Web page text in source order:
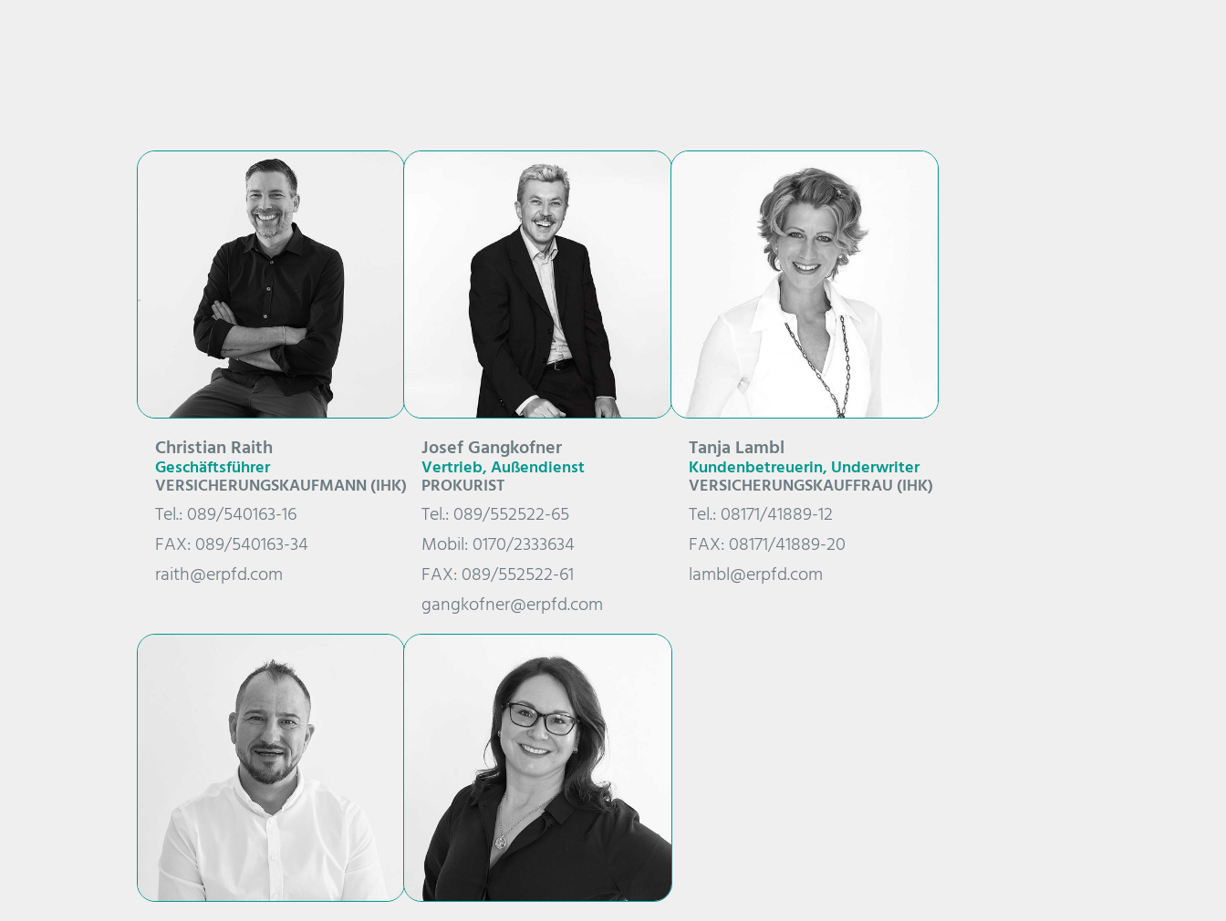
Christian Raith
Geschäftsführer
VERSICHERUNGSKAUFMANN (IHK)
Tel.: 089/540163-16
FAX: 089/540163-34
raith@erpfd.com
Josef Gangkofner
Vertrieb, Außendienst
PROKURIST
Tel.: 089/552522-65
Mobil: 0170/2333634
FAX: 089/552522-61
gangkofner@erpfd.com
Tanja Lambl
Kundenbetreuerin, Underwriter
VERSICHERUNGSKAUFFRAU (IHK)
Tel.: 08171/41889-12
FAX: 08171/41889-20
lambl@erpfd.com